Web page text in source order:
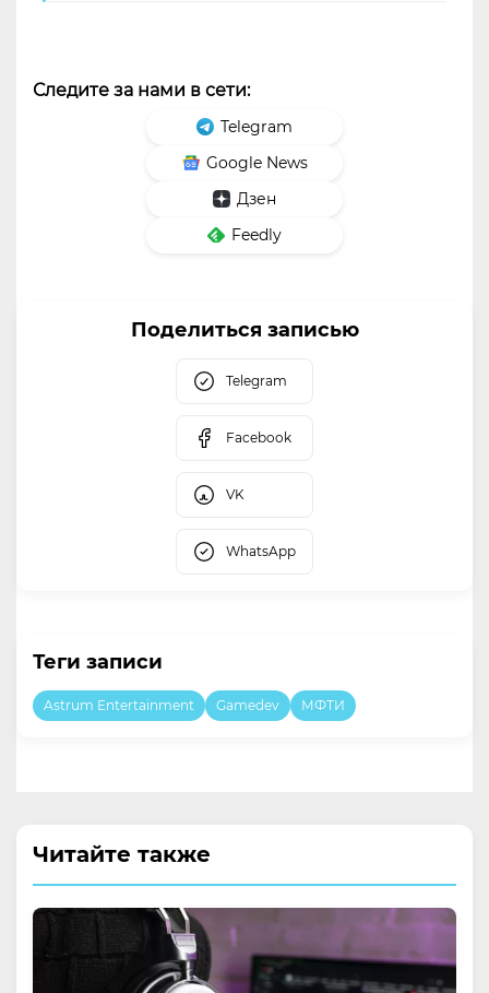
Следите за нами в сети:
Telegram
Google News
Дзен
Feedly
Поделиться записью
Telegram
Facebook
VK
WhatsApp
Теги записи
Astrum Entertainment Gamedev МФТИ
Читайте также